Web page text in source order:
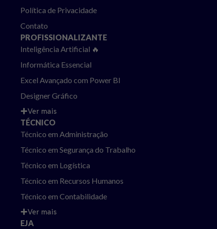
Política de Privacidade
Contato
PROFISSIONALIZANTE
Inteligência Artificial 🔥
Informática Essencial
Excel Avançado com Power BI
Designer Gráfico
Ver mais
TÉCNICO
Técnico em Administração
Técnico em Segurança do Trabalho
Técnico em Logística
Técnico em Recursos Humanos
Técnico em Contabilidade
Ver mais
EJA